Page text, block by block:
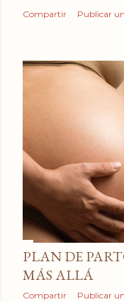
Compartir Publicar
PLAN DE
MÁS ALLÁ
Compartir Publicar